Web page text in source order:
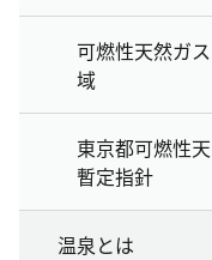
可燃性天然ガ
域
東京都可燃性
暫定指針
温泉とは